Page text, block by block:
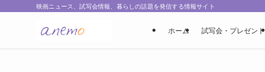
映画ニュース、試写会情報、暮らしの話題を発信する情報サイト
ホーム 試写会・プレゼント